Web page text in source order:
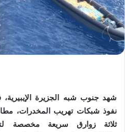
شهد جنوب شبه الجزيرة
نفوذ شبكات تهريب المخدرات،
ثلاثة زوارق سريعة مخصصة